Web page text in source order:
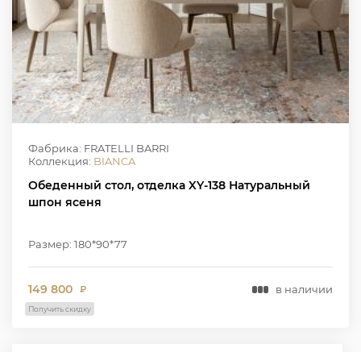
Фабрика: FRATELLI BARRI
Коллекция: BIANCA
Обеденный стол, отделка XY-138 Натуральный
шпон ясеня
Размер: 180*90*77
149 800 ₽ в наличии
Получить скидку